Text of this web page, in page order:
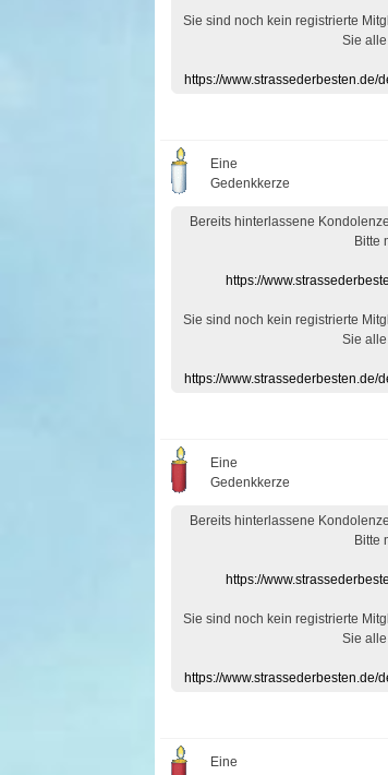
Sie sind noch kein registrierte
Sie
https://
Eine
Gedenkkerze
Bereits hinterlassene
Bitte
https://
Sie sind noch kein registrierte
Sie
https://
Eine
Gedenkkerze
Bereits hinterlassene
Bitte
https://
Sie sind noch kein registrierte
Sie
https://
Eine